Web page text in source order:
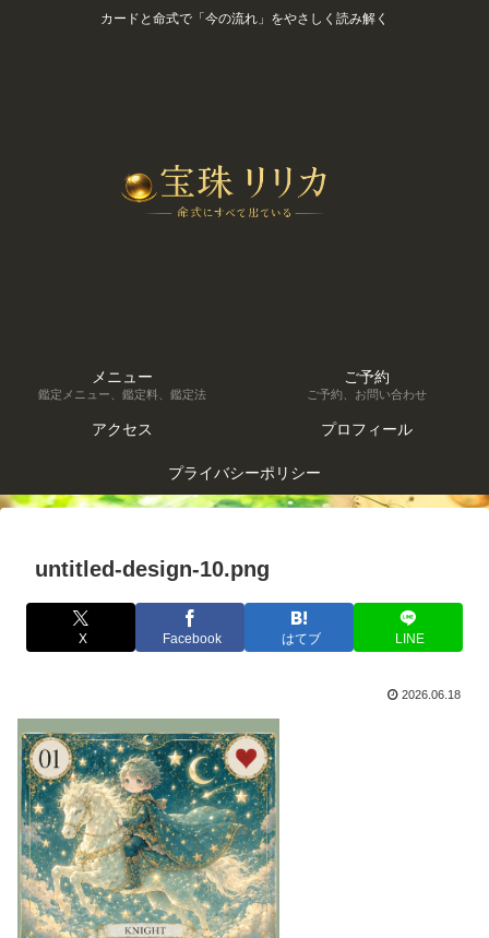
カードと命式で「今の流れ」をやさしく読み解く
メニュー
鑑定メニュー、鑑定料、鑑定法
ご予約
ご予約、お問い合わせ
アクセス プロフィール
プライバシーポリシー
untitled-design-10.png
X Facebook はてブ LINE
2026.06.18